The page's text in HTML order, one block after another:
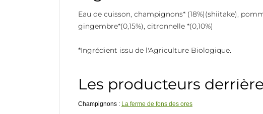
Eau de cuisson, champignons* (18%)(shiitake),
gingembre*(0,15%), citronnelle *(0,10%)
*Ingrédient issu de l'Agriculture Biologique.
Les producteurs
Champignons : La ferme de fons des ores